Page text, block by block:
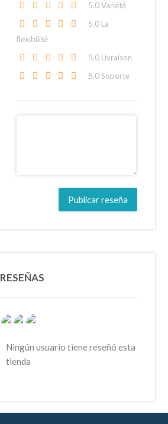
5.0 Variété
5.0 La
flexibilité
5.0 Livraison
5.0 Soporte
Publicar reseña
RESEÑAS
Ningún usuario tiene reseñó esta
tienda